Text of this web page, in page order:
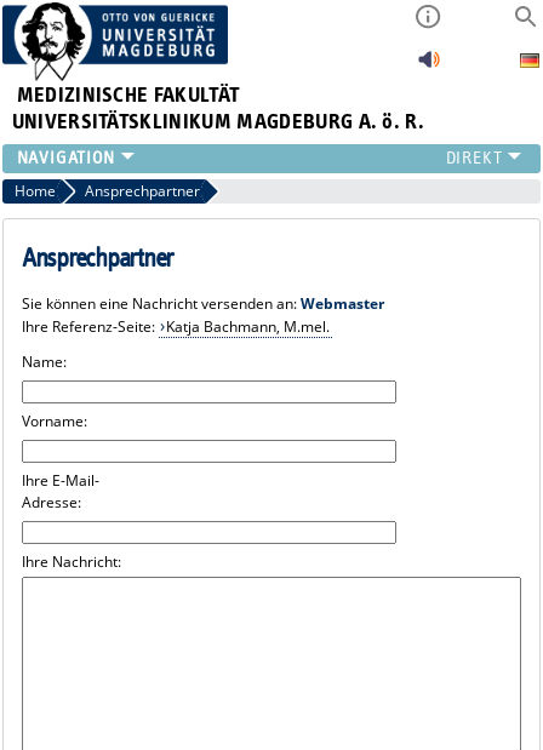
MEDIZINISCHE FAKULTÄT
UNIVERSITÄTSKLINIKUM MAGDEBURG A. ö. R.
INSTITUTE
KLINIKEN
ZENTRALE EINRICHTUNGEN
PRESSE
INTERNATIONAL
INTRANET
Home Ansprechpartner
Ansprechpartner
Sie können eine Nachricht versenden an:Webmaster
Ihre Referenz-Seite: Katja Bachmann, M.mel.
Name:
Vorname:
Ihre E-Mail-
Adresse:
Ihre Nachricht: